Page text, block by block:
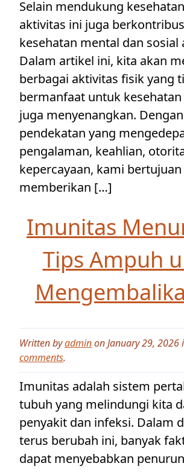
Selain mendukung
aktivitas ini juga
kesehatan mental dan sosial
Dalam artikel ini, kita akan
berbagai aktivitas fisik yang
bermanfaat untuk
juga menyenangkan. Dengan
pendekatan yang
pengalaman, keahlian,
kepercayaan, kami
memberikan […]
Imunitas
Tips Ampuh
Written byadminon January 29, 2026
comments.
Imunitas adalah sistem
tubuh yang melindungi kita
penyakit dan infeksi. Dalam
terus berubah ini, banyak
dapat menyebabkan